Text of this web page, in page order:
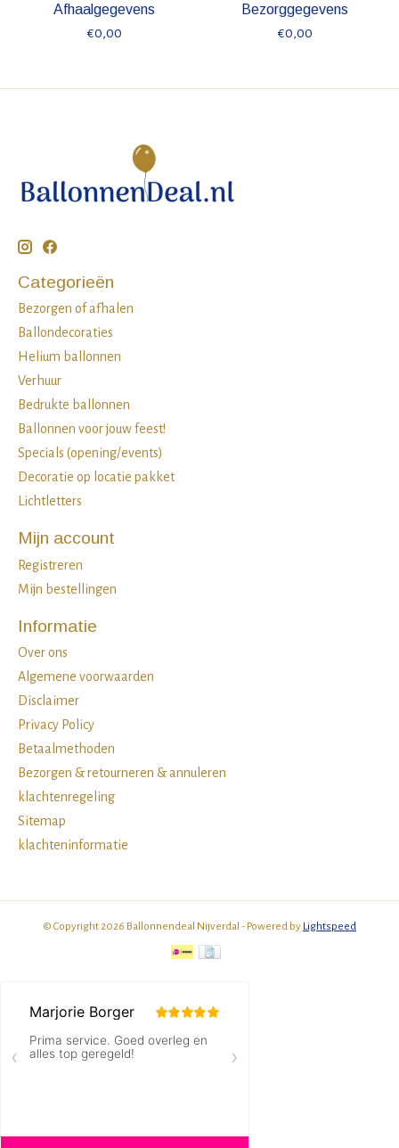
Afhaalgegevens
€0,00
Bezorggegevens
€0,00
Categorieën
Bezorgen of afhalen
Ballondecoraties
Helium ballonnen
Verhuur
Bedrukte ballonnen
Ballonnen voor jouw feest!
Specials (opening/events)
Decoratie op locatie pakket
Lichtletters
Mijn account
Registreren
Mijn bestellingen
Informatie
Over ons
Algemene voorwaarden
Disclaimer
Privacy Policy
Betaalmethoden
Bezorgen & retourneren & annuleren
klachtenregeling
Sitemap
klachteninformatie
© Copyright 2026 Ballonnendeal Nijverdal - Powered by Lightspeed